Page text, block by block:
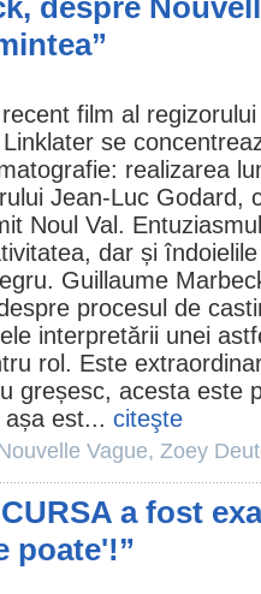
despre
film al
se
realizarea
Jean-Luc Godard,
Noul Val.
dar și
Guillaume
procesul de
interpretării unei
rol. Este
greșesc, acesta este
est... citeşte
Vague, Zoey
a fost
poate'!”